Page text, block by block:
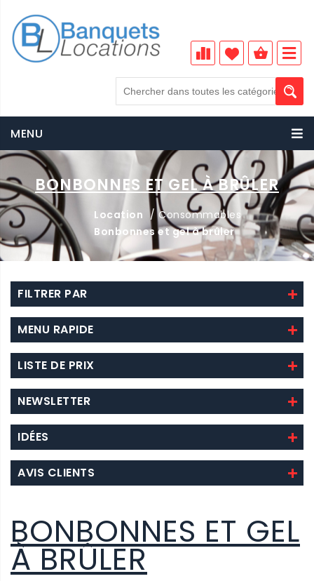
MENU
BONBONNES ET GEL À BRÛLER
Location / Consommables
Bonbonnes et gel à brûler
FILTRER PAR
MENU RAPIDE
LISTE DE PRIX
NEWSLETTER
IDÉES
AVIS CLIENTS
BONBONNES ET GEL
À BRÛLER